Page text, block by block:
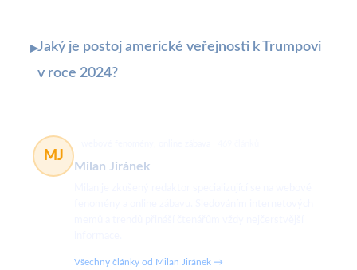
▸Jaký je postoj americké veřejnosti k Trumpovi
v roce 2024?
MJ
Milan Jiránek
Všechny články od Milan Jiránek →